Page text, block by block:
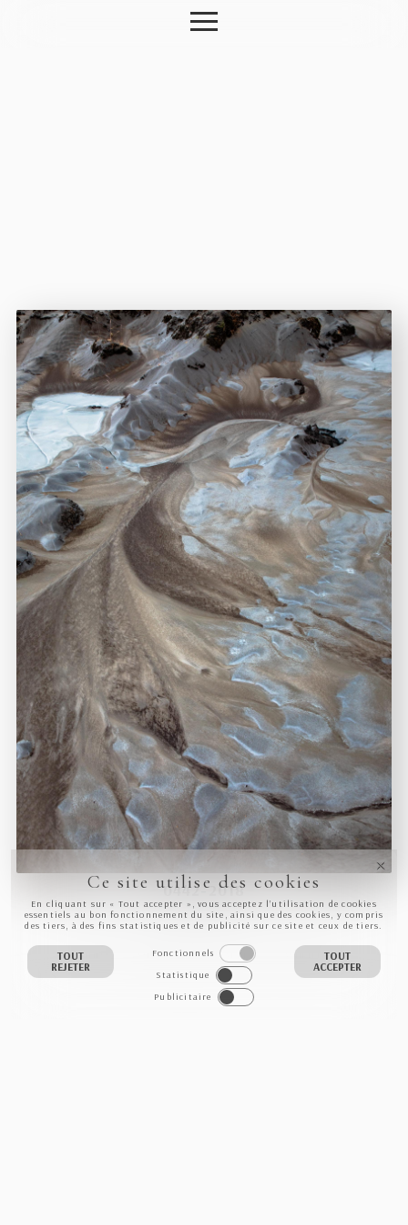
0442-2018
VOIR DANS LA GALERIE ACHETER
Ce site utilise des cookies
En cliquant sur « Tout accepter », vous acceptez l’utilisation de cookies
essentiels au bon fonctionnement du site, ainsi que des cookies, y compris
des tiers, à des fins statistiques et de publicité sur ce site et ceux de tiers.
TOUT
REJETER
Fonctionnels
Statistique
Publicitaire
TOUT
ACCEPTER